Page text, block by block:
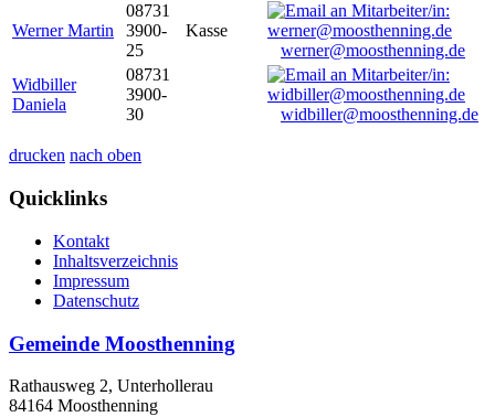
Werner Martin
08731
3900-
25
Kasse
werner@moosthenning.de
Widbiller
Daniela
08731
3900-
30
widbiller@moosthenning.de
drucken nach oben
Quicklinks
Kontakt
Inhaltsverzeichnis
Impressum
Datenschutz
Gemeinde Moosthenning
Rathausweg 2, Unterhollerau
84164 Moosthenning